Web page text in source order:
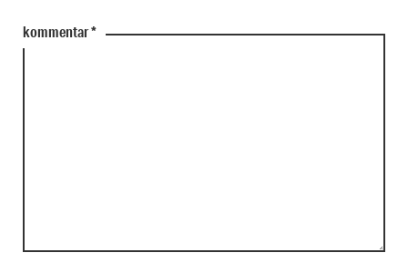
kommentar*